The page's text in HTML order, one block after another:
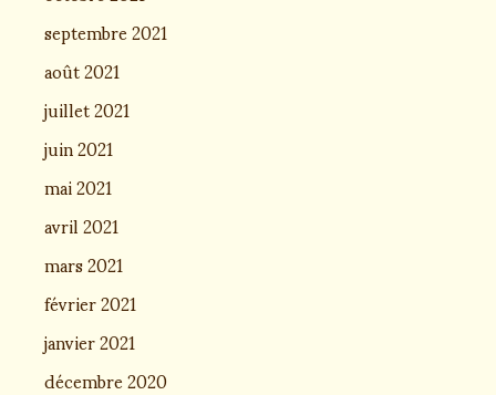
septembre 2021
août 2021
juillet 2021
juin 2021
mai 2021
avril 2021
mars 2021
février 2021
janvier 2021
décembre 2020